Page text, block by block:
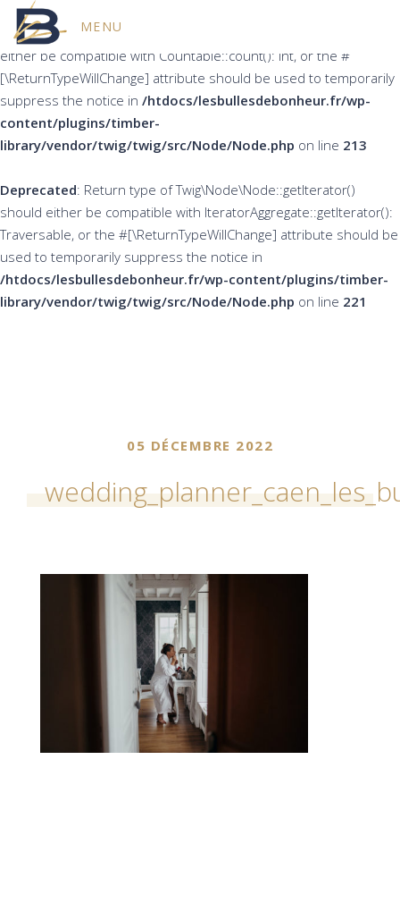
Deprecated
: Return type of Twig\Node\Node::count() should
either be compatible with Countable::count(): int, or the #
[\ReturnTypeWillChange] attribute should be used to temporarily
suppress the notice in /htdocs/lesbullesdebonheur.fr/wp-
content/plugins/timber-
library/vendor/twig/twig/src/Node/Node.php on line 213
Deprecated: Return type of Twig\Node\Node::getIterator()
should either be compatible with IteratorAggregate::getIterator():
Traversable, or the #[\ReturnTypeWillChange] attribute should be
used to temporarily suppress the notice in
/htdocs/lesbullesdebonheur.fr/wp-content/plugins/timber-
library/vendor/twig/twig/src/Node/Node.php on line 221
MENU
05 DÉCEMBRE 2022